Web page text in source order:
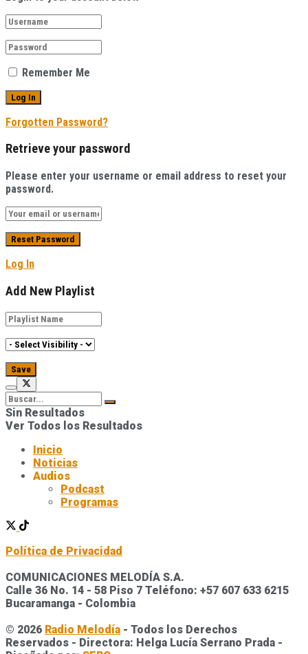
Remember Me
Forgotten Password?
Retrieve your password
Please enter your username or email address to reset your
password.
Log In
Add New Playlist
Sin Resultados
Ver Todos los Resultados
Inicio
Noticias
Audios
Podcast
Programas
Política de Privacidad
COMUNICACIONES MELODÍA S.A.
Calle 36 No. 14 - 58 Piso 7 Teléfono: +57 607 633 6215
Bucaramanga - Colombia
© 2026 Radio Melodía - Todos los Derechos
Reservados - Directora: Helga Lucía Serrano Prada -